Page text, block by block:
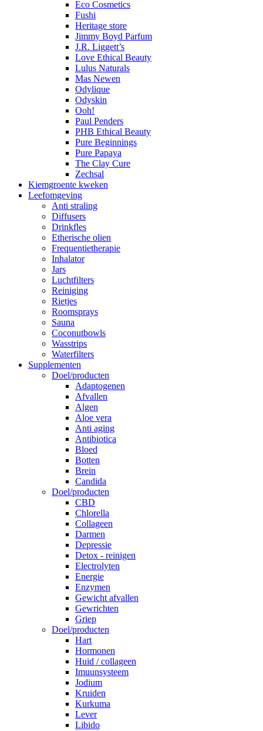
Eco Cosmetics
Fushi
Heritage store
Jimmy Boyd Parfum
J.R. Liggett’s
Love Ethical Beauty
Lulus Naturals
Mas Newen
Odylique
Odyskin
Ooh!
Paul Penders
PHB Ethical Beauty
Pure Beginnings
Pure Papaya
The Clay Cure
Zechsal
Kiemgroente kweken
Leefomgeving
Anti straling
Diffusers
Drinkfles
Etherische olien
Frequentietherapie
Inhalator
Jars
Luchtfilters
Reiniging
Rietjes
Roomsprays
Sauna
Coconutbowls
Wasstrips
Waterfilters
Supplementen
Doel/producten
Adaptogenen
Afvallen
Algen
Aloe vera
Anti aging
Antibiotica
Bloed
Botten
Brein
Candida
Doel/producten
CBD
Chlorella
Collageen
Darmen
Depressie
Detox - reinigen
Electrolyten
Energie
Enzymen
Gewicht afvallen
Gewrichten
Griep
Doel/producten
Hart
Hormonen
Huid / collageen
Imuunsysteem
Jodium
Kruiden
Kurkuma
Lever
Libido